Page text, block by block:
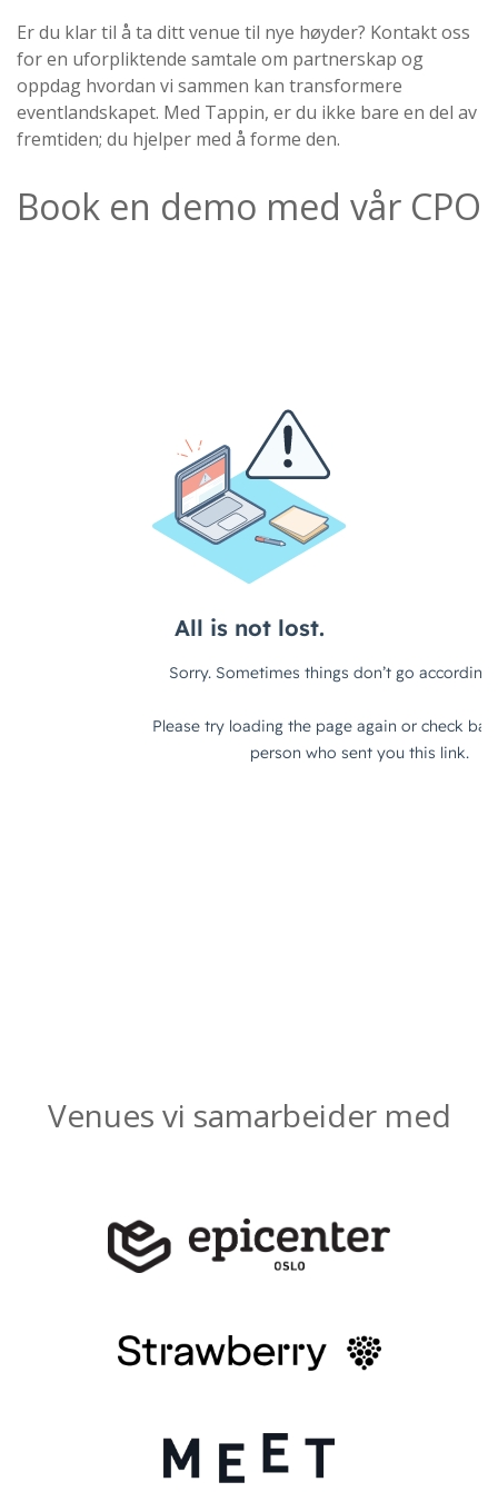
Er du klar til å ta ditt venue til nye høyder? Kontakt oss
for en uforpliktende samtale om partnerskap og
oppdag hvordan vi sammen kan transformere
eventlandskapet. Med Tappin, er du ikke bare en del av
fremtiden; du hjelper med å forme den.
Book en demo med vår CPO
Venues vi samarbeider med